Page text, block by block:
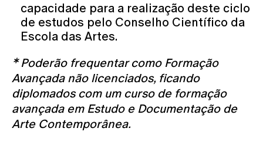
capacidade para a realização deste ciclo
de estudos pelo Conselho Científico da
Escola das Artes.
* Poderão frequentar como Formação
Avançada não licenciados, ficando
diplomados com um curso de formação
avançada em Estudo e Documentação de
Arte Contemporânea.